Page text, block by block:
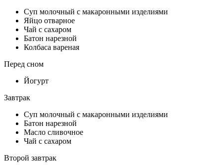
Суп молочный с макаронными изделиями
Яйцо отварное
Чай с сахаром
Батон нарезной
Колбаса вареная
Перед сном
Йогурт
Завтрак
Суп молочный с макаронными изделиями
Батон нарезной
Масло сливочное
Чай с сахаром
Второй завтрак